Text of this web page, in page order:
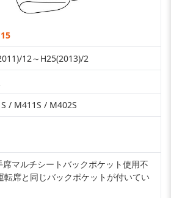
12～H25(2013)/2
/ M411S / M402S
マルチシートバックポケット使用不
転席と同じバックポケットが付いてい